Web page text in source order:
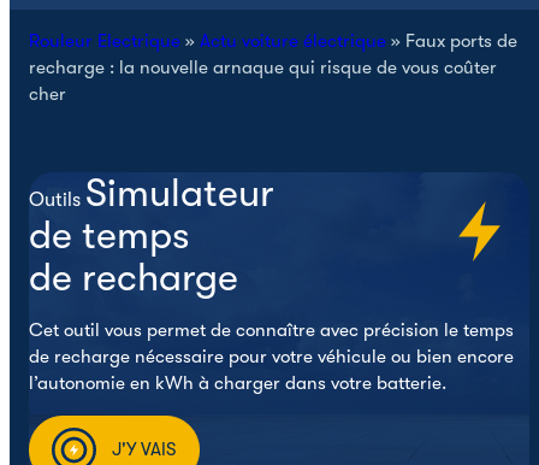
Rouleur Electrique » Actu voiture électrique » Faux ports de
recharge : la nouvelle arnaque qui risque de vous coûter
cher
Outils Simulateur
de temps
de recharge
Cet outil vous permet de connaître avec précision le temps
de recharge nécessaire pour votre véhicule ou bien encore
l’autonomie en kWh à charger dans votre batterie.
J'Y VAIS